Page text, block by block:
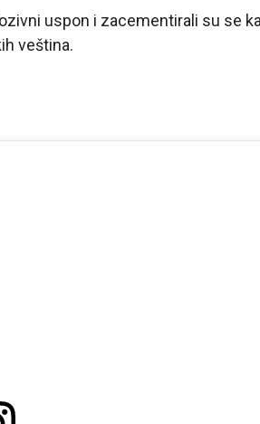
uspon i zacementirali su se
veština.